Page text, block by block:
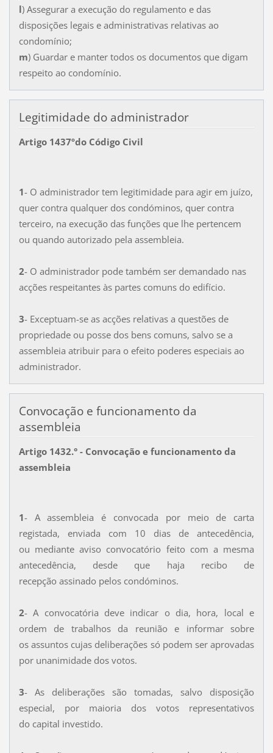
l) Assegurar a execução do regulamento e das
disposições legais e administrativas relativas ao
condomínio;
m) Guardar e manter todos os documentos que digam
respeito ao condomínio.
Legitimidade do administrador
Artigo 1437ºdo Código Civil
1- O administrador tem legitimidade para agir em juízo,
quer contra qualquer dos condóminos, quer contra
terceiro, na execução das funções que lhe pertencem
ou quando autorizado pela assembleia.
2- O administrador pode também ser demandado nas
acções respeitantes às partes comuns do edifício.
3- Exceptuam-se as acções relativas a questões de
propriedade ou posse dos bens comuns, salvo se a
assembleia atribuir para o efeito poderes especiais ao
administrador.
Convocação e funcionamento da
assembleia
Artigo 1432.° - Convocação e funcionamento da
assembleia
1- A assembleia é convocada por meio de carta
registada, enviada com 10 dias de antecedência,
ou mediante aviso convocatório feito com a mesma
antecedência, desde que haja recibo de
recepção assinado pelos condóminos.
2- A convocatória deve indicar o dia, hora, local e
ordem de trabalhos da reunião e informar sobre
os assuntos cujas deliberações só podem ser aprovadas
por unanimidade dos votos.
3- As deliberações são tomadas, salvo disposição
especial, por maioria dos votos representativos
do capital investido.